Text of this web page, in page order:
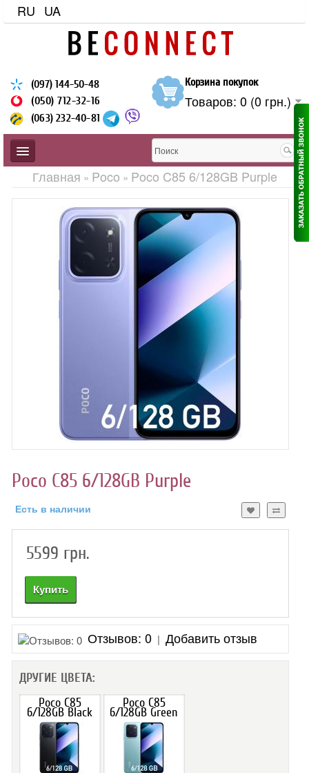
RU UA
(097) 144-50-48
(050) 712-32-16
(063) 232-40-81
Корзина покупок
Товаров: 0 (0 грн.)
ЗАЩИЩЕННЫЕ
BLACKVIEW
UNIHERTZ 8849
XIAOMI
ПЛАНШЕТЫ
АКСЕССУАРЫ
НОВИНКИ
Главная » Poco » Poco C85 6/128GB Purple
Poco C85 6/128GB Purple
Есть в наличии
5599 грн.
Отзывов: 0 | Добавить отзыв
ДРУГИЕ ЦВЕТА:
Poco C85
6/128GB Black
Poco C85
6/128GB Green